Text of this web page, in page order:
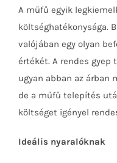
A műfű egyik
költséghatékonysága.
valójában egy olyan
értékét. A rendes
ugyan abban az árban
de a műfű telepítés
költséget igényel
Ideális nyaralóknak